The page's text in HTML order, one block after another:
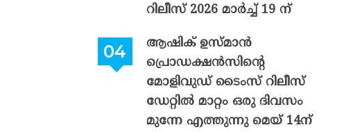
റിലീസ് 2026 മാർച്ച് 19 ന്
ആഷിക് ഉസ്മാൻ
പ്രൊഡക്ഷൻസിന്റെ
മോളിവുഡ് ടൈംസ് റിലീസ്
ഡേറ്റിൽ മാറ്റം ഒരു ദിവസം
മുന്നേ എത്തുന്നു മെയ് 14ന്